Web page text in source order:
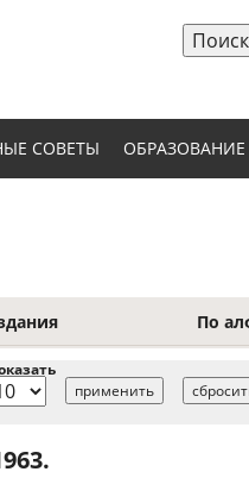
СОВЕТЫ ОБРАЗОВАНИЕ
По